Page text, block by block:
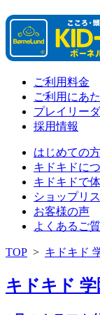
ご利用料金
ご利用にあ
プレイリー
採用情報
はじめての
キドキドに
キドキドで
ショップリ
お客様の声
よくあるご
TOP > キドキド
キドキド